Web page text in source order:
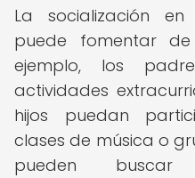
La socialización
puede fomentar
ejemplo, los
actividades
hijos puedan
clases de música o
pueden buscar